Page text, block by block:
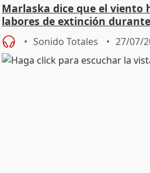
Marlaska dice que el viento
labores de extinción
Sonido Totales 27/07/